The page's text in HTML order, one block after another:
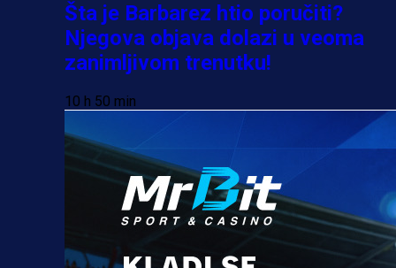
Šta je Barbarez htio poručiti?
Njegova objava dolazi u veoma
zanimljivom trenutku!
10 h 50 min